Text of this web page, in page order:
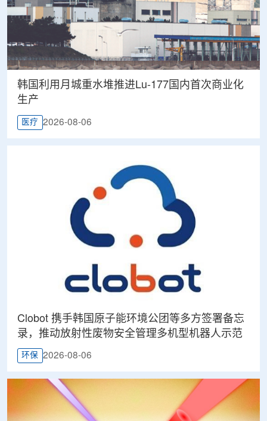
韩国利用月城重水堆推进Lu-177国内首次商业化
生产
医疗 2026-08-06
Clobot 携手韩国原子能环境公团等多方签署备忘
录，推动放射性废物安全管理多机型机器人示范
环保 2026-08-06